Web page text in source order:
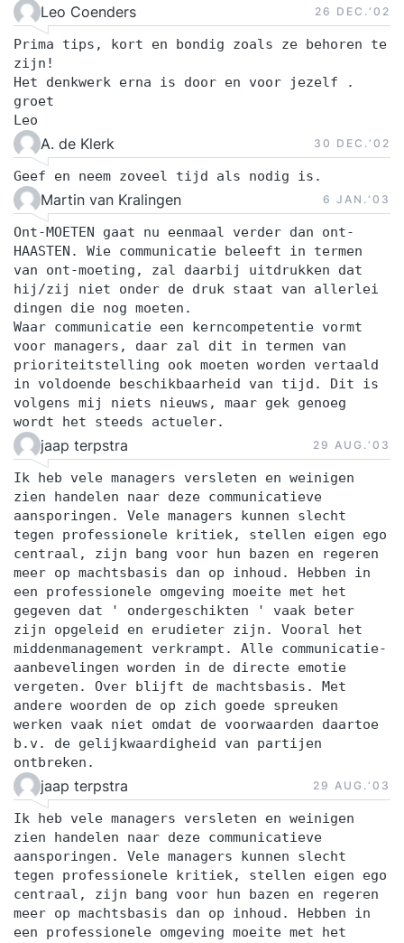
Leo Coenders 26 DEC.‘02
Prima tips, kort en bondig zoals ze behoren te
zijn!
Het denkwerk erna is door en voor jezelf .
groet
Leo
A. de Klerk 30 DEC.‘02
Geef en neem zoveel tijd als nodig is.
Martin van Kralingen 6 JAN.‘03
Ont-MOETEN gaat nu eenmaal verder dan ont-
HAASTEN. Wie communicatie beleeft in termen
van ont-moeting, zal daarbij uitdrukken dat
hij/zij niet onder de druk staat van allerlei
dingen die nog moeten.
Waar communicatie een kerncompetentie vormt
voor managers, daar zal dit in termen van
prioriteitstelling ook moeten worden vertaald
in voldoende beschikbaarheid van tijd. Dit is
volgens mij niets nieuws, maar gek genoeg
wordt het steeds actueler.
jaap terpstra 29 AUG.‘03
Ik heb vele managers versleten en weinigen
zien handelen naar deze communicatieve
aansporingen. Vele managers kunnen slecht
tegen professionele kritiek, stellen eigen ego
centraal, zijn bang voor hun bazen en regeren
meer op machtsbasis dan op inhoud. Hebben in
een professionele omgeving moeite met het
gegeven dat ' ondergeschikten ' vaak beter
zijn opgeleid en erudieter zijn. Vooral het
middenmanagement verkrampt. Alle communicatie-
aanbevelingen worden in de directe emotie
vergeten. Over blijft de machtsbasis. Met
andere woorden de op zich goede spreuken
werken vaak niet omdat de voorwaarden daartoe
b.v. de gelijkwaardigheid van partijen
ontbreken.
jaap terpstra 29 AUG.‘03
Ik heb vele managers versleten en weinigen
zien handelen naar deze communicatieve
aansporingen. Vele managers kunnen slecht
tegen professionele kritiek, stellen eigen ego
centraal, zijn bang voor hun bazen en regeren
meer op machtsbasis dan op inhoud. Hebben in
een professionele omgeving moeite met het